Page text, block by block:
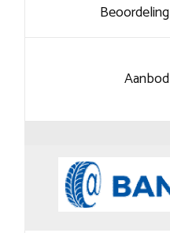
Beoordeling
Aanbod